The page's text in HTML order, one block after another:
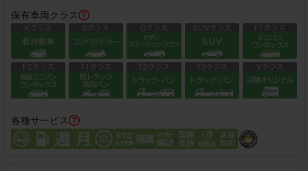
保有車両クラス
各種サービス